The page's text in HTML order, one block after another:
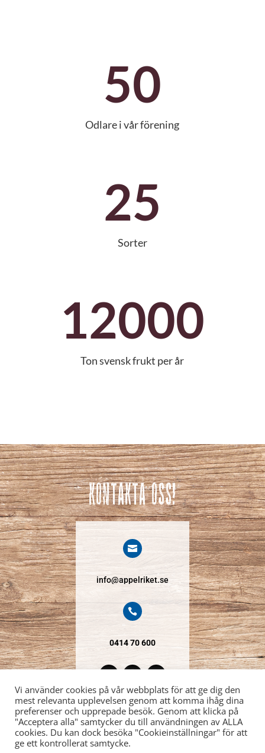
50
Odlare i vår förening
25
Sorter
12000
Ton svensk frukt per år
Kontakta oss!

info@appelriket.se

0414 70 600

Åkarpsvägen 4, 277 35 Kivik
Vi använder cookies på vår webbplats för att ge dig den
mest relevanta upplevelsen genom att komma ihåg dina
preferenser och upprepade besök. Genom att klicka på
"Acceptera alla" samtycker du till användningen av ALLA
cookies. Du kan dock besöka "Cookieinställningar" för att
ge ett kontrollerat samtycke.